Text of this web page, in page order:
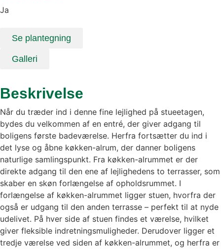
Ja
Se plantegning
Galleri
Beskrivelse
Når du træder ind i denne fine lejlighed på stueetagen,
bydes du velkommen af en entré, der giver adgang til
boligens første badeværelse. Herfra fortsætter du ind i
det lyse og åbne køkken-alrum, der danner boligens
naturlige samlingspunkt. Fra køkken-alrummet er der
direkte adgang til den ene af lejlighedens to terrasser, som
skaber en skøn forlængelse af opholdsrummet. I
forlængelse af køkken-alrummet ligger stuen, hvorfra der
også er udgang til den anden terrasse – perfekt til at nyde
udelivet. På hver side af stuen findes et værelse, hvilket
giver fleksible indretningsmuligheder. Derudover ligger et
tredje værelse ved siden af køkken-alrummet, og herfra er